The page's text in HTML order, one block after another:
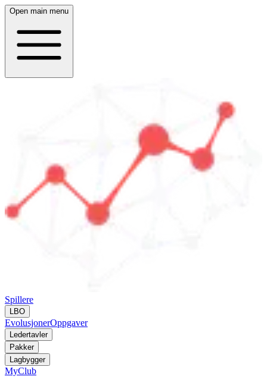
Open main menu
Spillere
LBO
EvolusjonerOppgaver
Ledertavler
Pakker
Lagbygger
MyClub